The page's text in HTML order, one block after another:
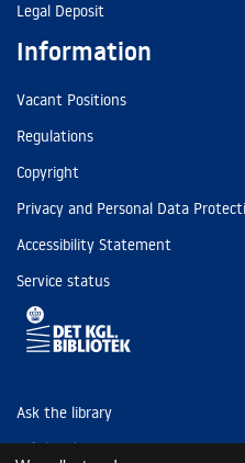
Legal Deposit
Information
Vacant Positions
Regulations
Copyright
Privacy and Personal Data
Accessibility Statement
Service status
Ask the library
Tel: (+45) 3347 4747